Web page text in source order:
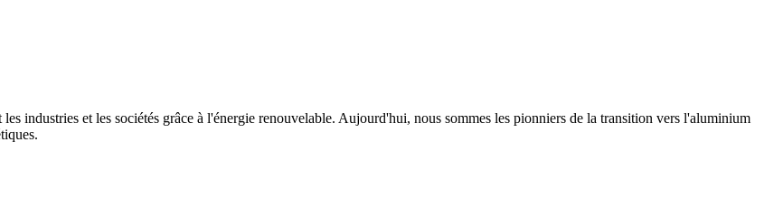
industries et les sociétés grâce à l'énergie renouvelable. Aujourd'hui, nous sommes les pionniers de la transition vers l'aluminium